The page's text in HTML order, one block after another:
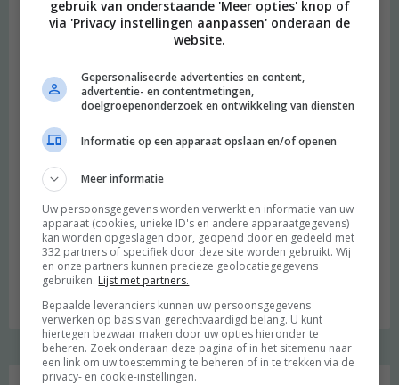
beeld: Ari Versluis
Hi, ik ben Merel! Ik neem je graag mee in mijn persoonlijke
onderzoek naar een duurzame en meer bewuste leefstijl.
Welkom op mijn blog!
Social media
gebruik van onderstaande 'Meer opties' knop of
via 'Privacy instellingen aanpassen' onderaan de
website.
Gepersonaliseerde advertenties en content,
advertentie- en contentmetingen,
doelgroepenonderzoek en ontwikkeling van diensten
Informatie op een apparaat opslaan en/of openen
Meer informatie
Uw persoonsgegevens worden verwerkt en informatie van uw
apparaat (cookies, unieke ID's en andere apparaatgegevens)
kan worden opgeslagen door, geopend door en gedeeld met
332 partners of specifiek door deze site worden gebruikt. Wij
en onze partners kunnen precieze geolocatiegegevens
gebruiken. Lijst met partners.
Bepaalde leveranciers kunnen uw persoonsgegevens
verwerken op basis van gerechtvaardigd belang. U kunt
hiertegen bezwaar maken door uw opties hieronder te
beheren. Zoek onderaan deze pagina of in het sitemenu naar
een link om uw toestemming te beheren of in te trekken via de
privacy- en cookie-instellingen.